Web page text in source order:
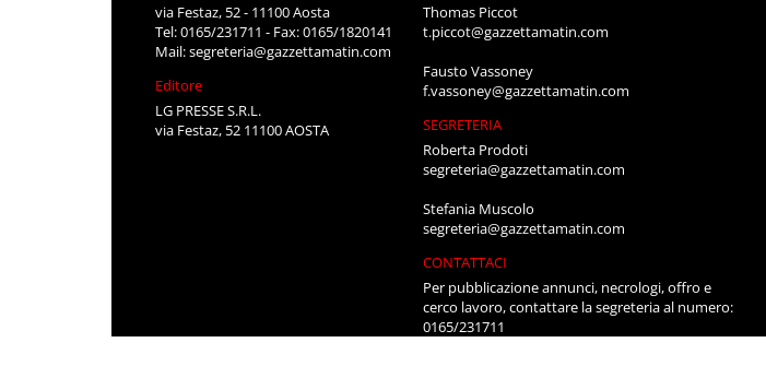
via Festaz, 52 - 11100 Aosta
Tel: 0165/231711 - Fax: 0165/1820141
Mail:segreteria@gazzettamatin.com
Editore
LG PRESSE S.R.L.
via Festaz, 52 11100 AOSTA
Thomas Piccot
t.piccot@gazzettamatin.com
Fausto Vassoney
f.vassoney@gazzettamatin.com
SEGRETERIA
Roberta Prodoti
segreteria@gazzettamatin.com
Stefania Muscolo
segreteria@gazzettamatin.com
CONTATTACI
Per pubblicazione annunci, necrologi, offro e
cerco lavoro, contattare la segreteria al numero:
0165/231711